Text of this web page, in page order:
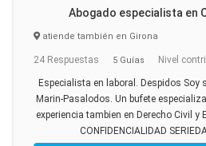
Abogado especialista en
atiende también en Girona
24 Respuestas 5 Guías Nivel
Especialista en laboral. Despidos
Marin-Pasalodos. Un bufete
experiencia tambien en Derecho Civil
CONFIDENCIALIDAD